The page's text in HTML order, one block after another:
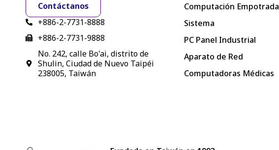
Contáctanos
+886-2-7731-8888
+886-2-7731-9888
No. 242, calle Bo'ai, distrito de
Shulin, Ciudad de Nuevo Taipéi
238005, Taiwán
Computación Empotrada
Sistema
PC Panel Industrial
Aparato de Red
Computadoras Médicas